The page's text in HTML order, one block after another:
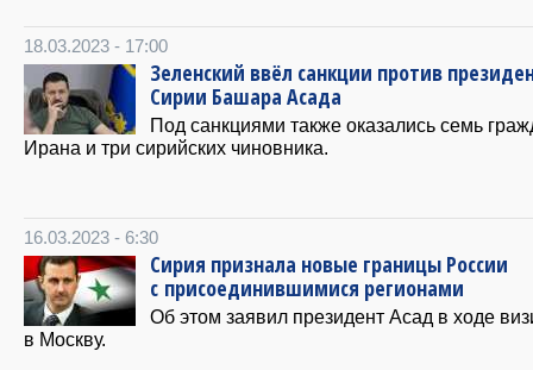
18.03.2023 - 17:00
Зеленский ввёл санкции против
Сирии Башара Асада
Под санкциями также оказались семь
Ирана и три сирийских чиновника.
16.03.2023 - 6:30
Сирия признала новые границы России
с присоединившимися регионами
Об этом заявил президент Асад в ходе
в Москву.